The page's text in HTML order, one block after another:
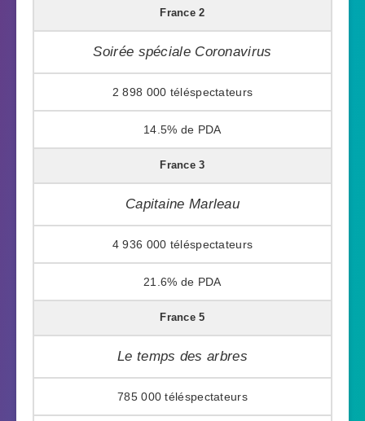
France 2
Soirée spéciale Coronavirus
2 898 000
14.5%
France 3
Capitaine Marleau
4 936 000
21.6%
France 5
Le temps des arbres
785 000